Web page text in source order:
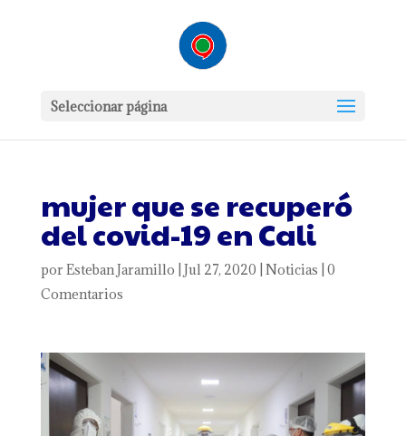
Seleccionar página
mujer que se recuperó
del covid-19 en Cali
por Esteban Jaramillo Jul 27, 2020 Noticias 0
Comentarios